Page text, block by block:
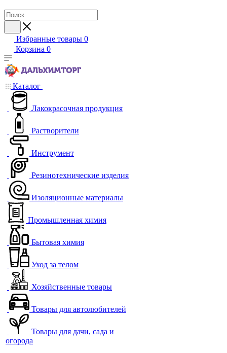
Избранные товары 0
Корзина 0
Каталог
Лакокрасочная продукция
Растворители
Инструмент
Резинотехнические изделия
Изоляционные материалы
Промышленная химия
Бытовая химия
Уход за телом
Хозяйственные товары
Товары для автолюбителей
Товары для дачи, сада и
огорода